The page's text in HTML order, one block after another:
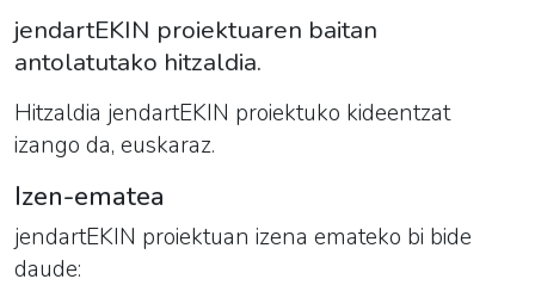
jendartEKIN proiektuaren baitan
antolatutako hitzaldia.
Hitzaldia jendartEKIN proiektuko kideentzat
izango da, euskaraz.
Izen-ematea
jendartEKIN proiektuan izena emateko bi bide
daude: